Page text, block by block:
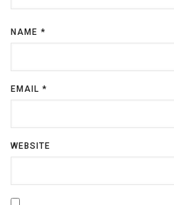
NAME *
EMAIL *
WEBSITE